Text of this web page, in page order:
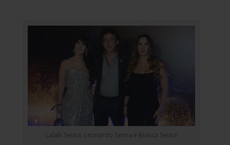
Lalalli Senna, Leonardo Senna e Bianca Senna